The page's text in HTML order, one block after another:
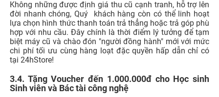
Không những được định giá thu cũ cạnh tranh, hỗ trợ lên
đời nhanh chóng, Quý khách hàng còn có thể linh hoạt
lựa chọn hình thức thanh toán trả thẳng hoặc trả góp phù
hợp với nhu cầu. Đây chính là thời điểm lý tưởng để tạm
biệt máy cũ và chào đón "người đồng hành" mới với mức
chi phí tối ưu cùng hàng loạt đặc quyền hấp dẫn chỉ có
tại 24hStore!
3.4. Tặng Voucher đến 1.000.000đ cho Học sinh
Sinh viên và Bác tài công nghệ